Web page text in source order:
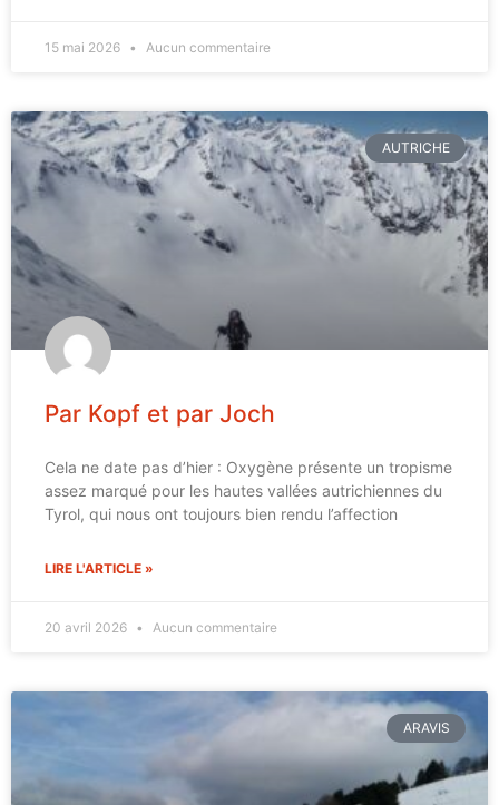
15 mai 2026 Aucun commentaire
AUTRICHE
Par Kopf et par Joch
Cela ne date pas d’hier : Oxygène présente un tropisme
assez marqué pour les hautes vallées autrichiennes du
Tyrol, qui nous ont toujours bien rendu l’affection
LIRE L'ARTICLE »
20 avril 2026 Aucun commentaire
ARAVIS